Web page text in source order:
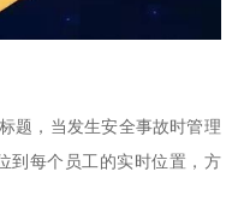
题，当发生安全事故时管理
到每个员工的实时位置，方